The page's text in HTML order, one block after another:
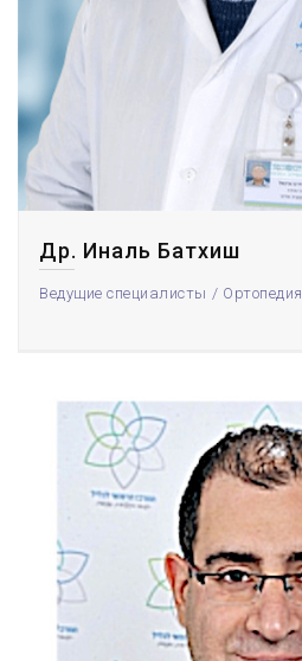
Др. Иналь Батхиш
Ведущие специалисты Ортопедия